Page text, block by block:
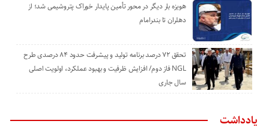
هویزه بار دیگر در محور تأمین پایدار خوراک پتروشیمی شد؛ از
دهلران تا بندرامام
تحقق ۷۲ درصد برنامه تولید و پیشرفت حدود ۸۴ درصدی طرح
NGL فاز دوم/ افزایش ظرفیت و بهبود عملکرد، اولویت اصلی
سال جاری
یادداشت